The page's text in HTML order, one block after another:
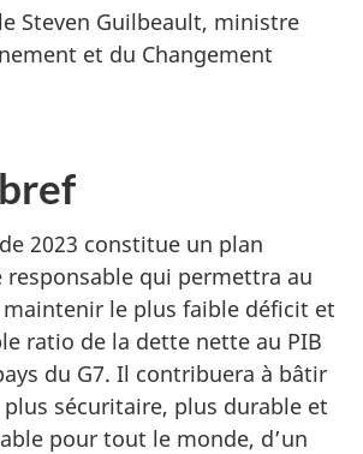
Steven Guilbeault, ministre
et du Changement
2023 constitue un plan
responsable qui permettra au
maintenir le plus faible déficit et
ratio de la dette nette au PIB
du G7. Il contribuera à bâtir
plus sécuritaire, plus durable et
pour tout le monde, d’un